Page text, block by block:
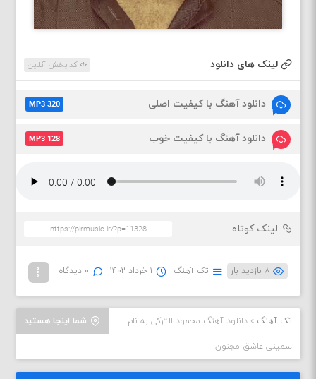
لینک های دانلود کد پخش آنلاین
دانلود آهنگ با کیفیت اصلی MP3 320
دانلود آهنگ با کیفیت خوب MP3 128
لینک کوتاه
۸ بازدید بار تک آهنگ ۱ خرداد ۱۴۰۲ ۰ دیدگاه
شما اینجا هستید تک آهنگ »دانلود آهنگ محمود الترکی به نام
سمینی عاشق مجنون